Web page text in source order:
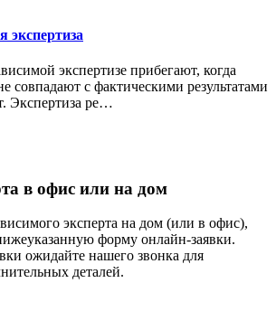
экспертиза
экспертизе прибегают, когда
совпадают с фактическими результатами
Экспертиза ре…
в офис или на дом
эксперта на дом (или в офис),
форму онлайн-заявки.
ожидайте нашего звонка для
деталей.